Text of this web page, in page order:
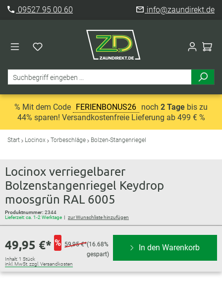
09527 95 00 60 info@zaundirekt.de
% Mit dem Code FERIENBONUS26 noch 2 Tage bis zu
44% sparen! Versandkostenfreie Lieferung ab 499 € %
Start Locinox Torbeschläge Bolzen-Stangenriegel
Locinox verriegelbarer
Bolzenstangenriegel Keydrop
moosgrün RAL 6005
Produktnummer: 2344
Lieferzeit: ca. 1-2 Werktage
zur Wunschliste hinzufügen
49,95 €* % 59,95 €*(16.68%
gespart)
Inhalt: 1 Stück
inkl. MwSt. zzgl. Versandkosten
In den Warenkorb